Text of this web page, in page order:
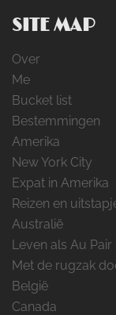
SITE MAP
Over
Me
Bucket list
Bestemmingen
Amerika
New York City
Expat in Amerika
Reizen en
Australië
Leven als Au
Met de rugzak
België
Canada